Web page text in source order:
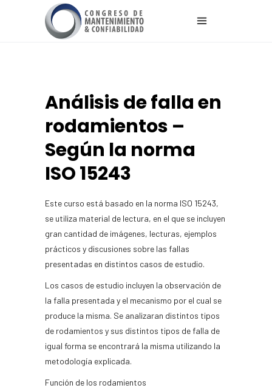
Análisis de falla en
rodamientos –
Según la norma
ISO 15243
Este curso está basado en la norma ISO 15243,
se utiliza material de lectura, en el que se incluyen
gran cantidad de imágenes, lecturas, ejemplos
prácticos y discusiones sobre las fallas
presentadas en distintos casos de estudio.
Los casos de estudio incluyen la observación de
la falla presentada y el mecanismo por el cual se
produce la misma. Se analizaran distintos tipos
de rodamientos y sus distintos tipos de falla de
igual forma se encontrará la misma utilizando la
metodología explicada.
Función de los rodamientos